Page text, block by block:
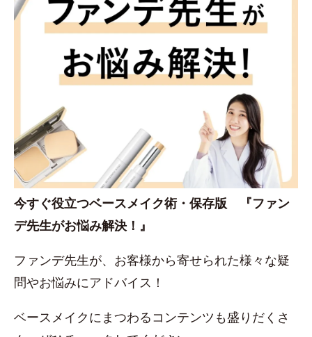
今すぐ役立つベースメイク術・保存版 『ファン
デ先生がお悩み解決！』
ファンデ先生が、お客様から寄せられた様々な疑
問やお悩みにアドバイス！
ベースメイクにまつわるコンテンツも盛りだくさ